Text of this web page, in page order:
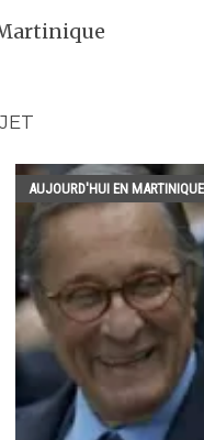
AUJOURD'HUI EN MARTINIQUE